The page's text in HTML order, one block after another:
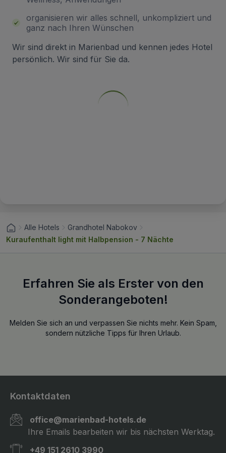
organisieren wir alles schnell, unkompliziert und
ganz nach Ihren Wünschen
Wir sind direkt in Marienbad und kennen jedes Hotel
persönlich. Wir sind für Sie da.
Alle Hotels
Grandhotel Nabokov
Kuraufenthalt light mit Halbpension - 7 Nächte
Erfahren Sie als Erster von den
Sonderangeboten!
Melden Sie sich an und verpassen Sie nichts mehr. Kein Spam,
sondern nützliche Tipps für Ihren Urlaub.
Kontaktdaten
office@marienbad-hotels.de
Ihre Emails bearbeiten wir bis nächsten Werktag.
+49 151 2610 3990